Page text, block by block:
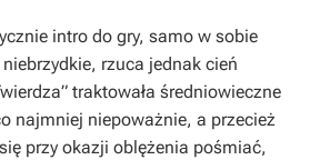
intro do gry, samo w sobie
rzuca jednak cień
traktowała średniowieczne
najmniej niepoważnie, a przecież
przy okazji oblężenia pośmiać,